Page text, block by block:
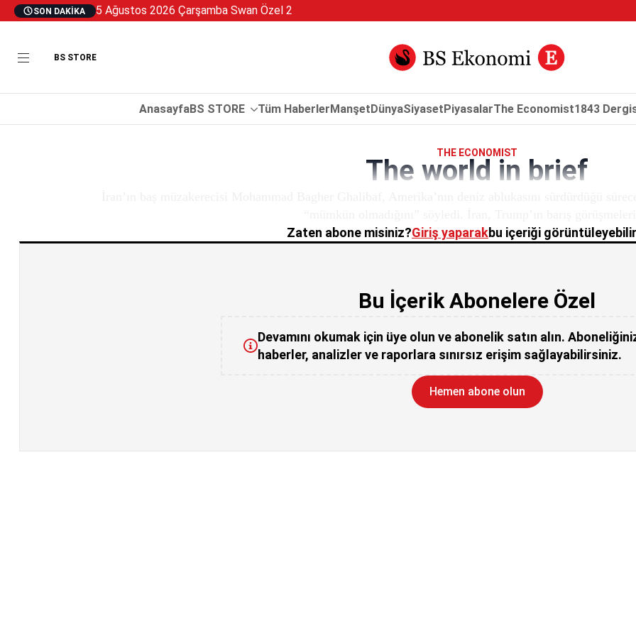
SON DAKIKA 5 Ağustos 2026 Çarşamba Swan Özel 2
BS STORE
AnasayfaBS STORE Tüm HaberlerManşetDünyaSiyasetPiyasalarThe Economist1843
THE ECONOMIST
The world in brief
Zaten abone misiniz?Giriş yaparakbu içeriği
Bu İçerik Abonelere Özel
Devamını okumak için üye olun ve abonelik satın alın.
haberler, analizler ve raporlara sınırsız erişim sağlayabilirsiniz.
Hemen abone olun